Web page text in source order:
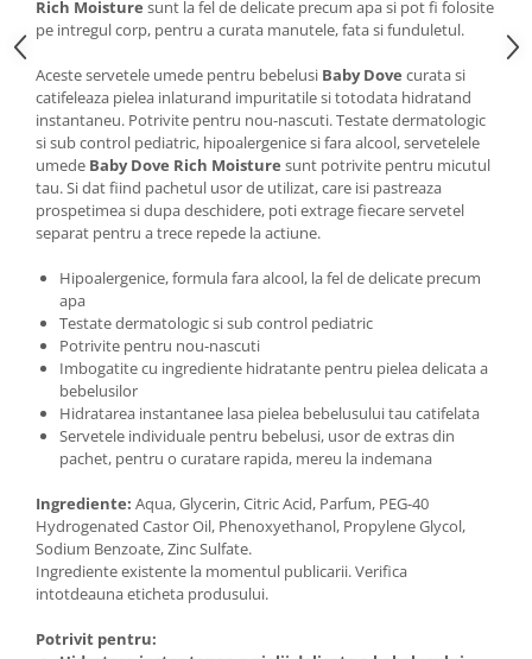
Rich Moisture sunt la fel de delicate precum apa si pot fi folosite
pe intregul corp, pentru a curata manutele, fata si funduletul.
Aceste servetele umede pentru bebelusi Baby Dove curata si
catifeleaza pielea inlaturand impuritatile si totodata hidratand
instantaneu. Potrivite pentru nou-nascuti. Testate dermatologic
si sub control pediatric, hipoalergenice si fara alcool, servetelele
umede Baby Dove Rich Moisture sunt potrivite pentru micutul
tau. Si dat fiind pachetul usor de utilizat, care isi pastreaza
prospetimea si dupa deschidere, poti extrage fiecare servetel
separat pentru a trece repede la actiune.
Hipoalergenice, formula fara alcool, la fel de delicate precum
apa
Testate dermatologic si sub control pediatric
Potrivite pentru nou-nascuti
Imbogatite cu ingrediente hidratante pentru pielea delicata a
bebelusilor
Hidratarea instantanee lasa pielea bebelusului tau catifelata
Servetele individuale pentru bebelusi, usor de extras din
pachet, pentru o curatare rapida, mereu la indemana
Ingrediente: Aqua, Glycerin, Citric Acid, Parfum, PEG-40
Hydrogenated Castor Oil, Phenoxyethanol, Propylene Glycol,
Sodium Benzoate, Zinc Sulfate.
Ingrediente existente la momentul publicarii. Verifica
intotdeauna eticheta produsului.
Potrivit pentru: